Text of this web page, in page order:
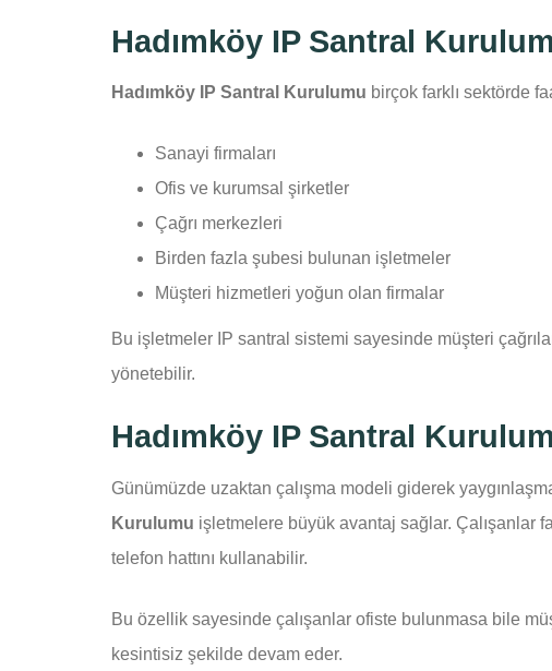
Hadımköy IP Santral
Hadımköy IP Santral Kurulumu birçok farklı sektörde
Sanayi firmaları
Ofis ve kurumsal şirketler
Çağrı merkezleri
Birden fazla şubesi bulunan işletmeler
Müşteri hizmetleri yoğun olan firmalar
Bu işletmeler IP santral sistemi sayesinde müşteri
yönetebilir.
Hadımköy IP Santral
Günümüzde uzaktan çalışma modeli giderek
Kurulumu işletmelere büyük avantaj sağlar. Çalışanlar
telefon hattını kullanabilir.
Bu özellik sayesinde çalışanlar ofiste bulunmasa bile
kesintisiz şekilde devam eder.